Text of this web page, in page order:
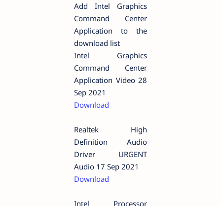
Add Intel Graphics
Command Center
Application to the
download list
Intel Graphics
Command Center
Application Video 28
Sep 2021
Download
Realtek High
Definition Audio
Driver URGENT
Audio 17 Sep 2021
Download
Intel Processor